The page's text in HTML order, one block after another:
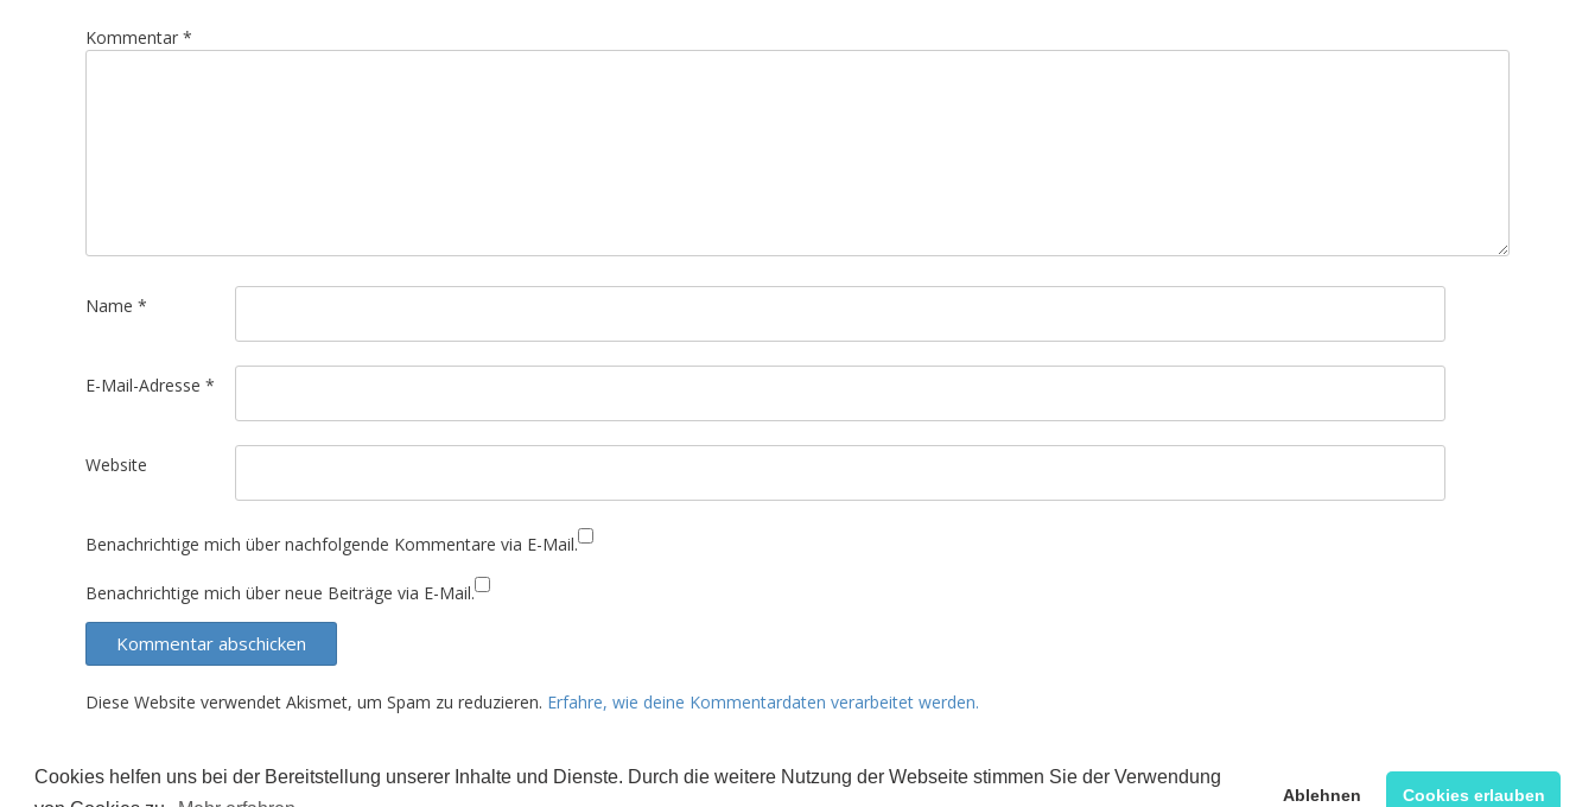
Cookies helfen uns bei der Bereitstellung unserer Inhalte und Dienste. Durch die weitere Nutzung der Webseite stimmen Sie der Verwendung
Ablehnen Cookies erlauben
g
g
t
o
Kommentar *
Name *
E-Mail-Adresse *
Website
Benachrichtige mich über nachfolgende Kommentare via E-Mail.
Benachrichtige mich über neue Beiträge via E-Mail.
Diese Website verwendet Akismet, um Spam zu reduzieren. Erfahre, wie deine Kommentardaten verarbeitet werden.